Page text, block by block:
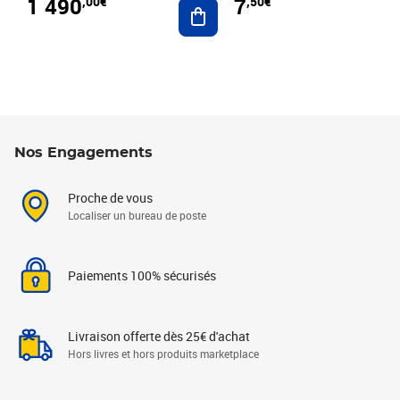
1 490 7
Nos Engagements
Proche de vous
Localiser un bureau de poste
Paiements 100% sécurisés
Livraison offerte dès 25€ d'achat
Hors livres et hors produits marketplace